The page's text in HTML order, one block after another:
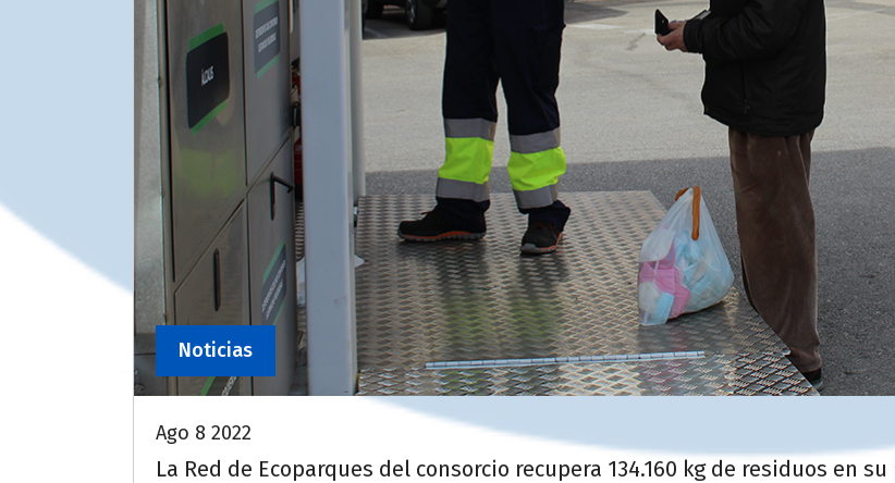
Noticias
Ago 8 2022
La Red de Ecoparques del consorcio recupera 134.160 kg de residuos en